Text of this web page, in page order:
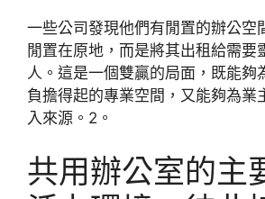
一些公司發現他們有閒置的辦公空
閒置在原地，而是將其出租給需要
人。這是一個雙贏的局面，既能夠
負擔得起的專業空間，又能夠為業
入來源。2。
共用辦公室的主